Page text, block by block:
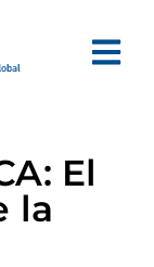
El
la